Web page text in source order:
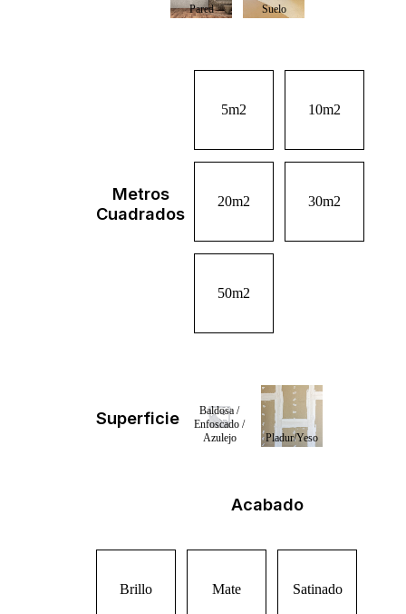
Metros
Cuadrados
5m2 10m2
20m2 30m2
50m2
Superficie
Acabado
Brillo Mate Satinado